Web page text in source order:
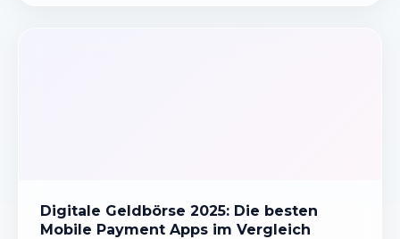
Digitale Geldbörse 2025: Die besten
Mobile Payment Apps im Vergleich